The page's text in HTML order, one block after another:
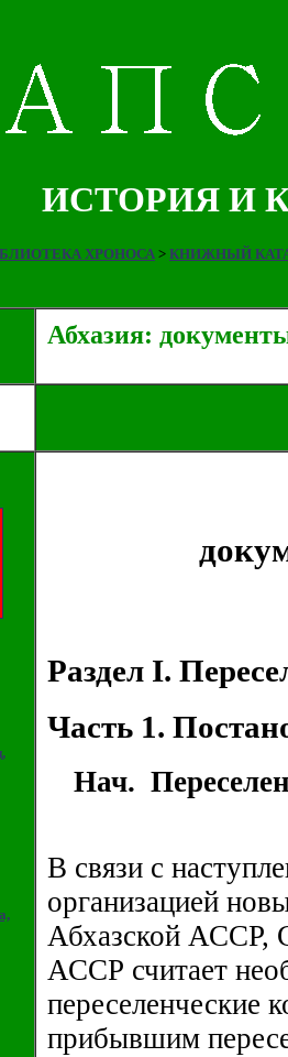
ИСТОРИЯ И
ХРОНОСА> КНИЖНЫЙ
Абхазия:
Раздел I.
Часть 1.
Нач.
В связи с
организацией
Абхазской АССР,
АССР считает
переселенческие
прибывшим